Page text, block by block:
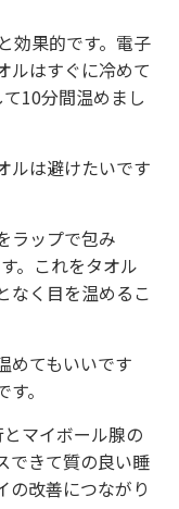
効果的です。電子
ルはすぐに冷めて
10分間温めまし
ルは避けたいです
ラップで包み
。これをタオル
なく目を温めるこ
めてもいいです
。
マイボール腺の
できて質の良い睡
の改善につながり